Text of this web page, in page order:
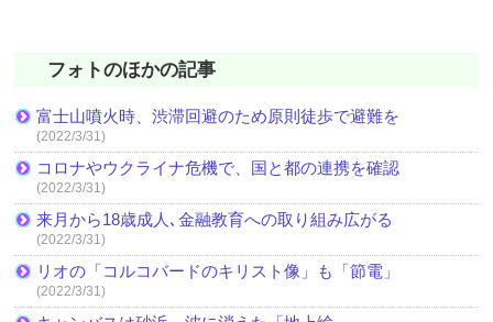
フォトのほかの記事
富士山噴火時、渋滞回避のため原則徒歩で避難を
(2022/3/31)
コロナやウクライナ危機で、国と都の連携を確認
(2022/3/31)
来月から18歳成人､金融教育への取り組み広がる
(2022/3/31)
リオの「コルコバードのキリスト像」も「節電」
(2022/3/31)